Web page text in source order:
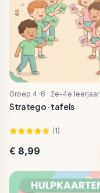
Groep 4-6 · 2e-4e leerjaar
Stratego · tafels
(1)
€ 8,99